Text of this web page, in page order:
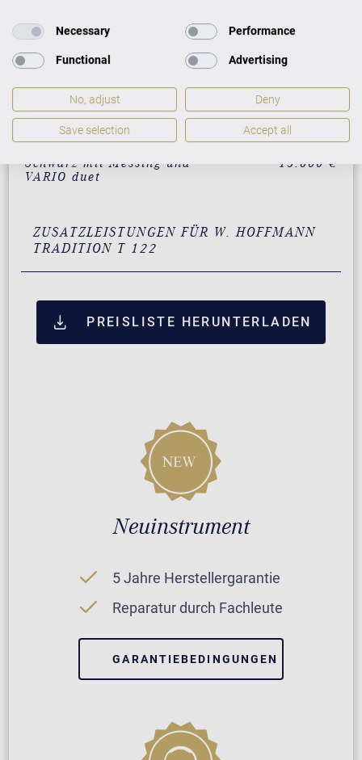
Schwarz mit Messing 12.900 €
Weiß mit Messing Auf Anfrage
Mahagoni mit Messing 15.300 €
Nussbaum mit Messing 15.300 €
Schwarz mit Messing und
VARIO duet
15.800 €
ZUSATZLEISTUNGEN FÜR W. HOFFMANN
TRADITION T 122
PREISLISTE HERUNTERLADEN
Neuinstrument
5 Jahre Herstellergarantie
Reparatur durch Fachleute
GARANTIEBEDINGUNGEN
Necessary Performance
Functional Advertising
No, adjust Deny
Save selection Accept all